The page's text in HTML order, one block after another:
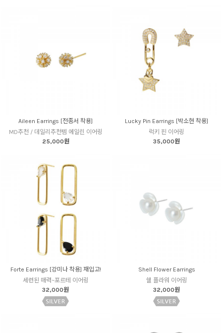
Aileen Earrings [전종서 착용]
MD추천 / 데일리추천템 에일린 이어링
25,000원
Lucky Pin Earrings [박소현 착용]
럭키 핀 이어링
35,000원
Forte Earrings [강미나 착용] 재입고!
세련된 매력~포르테 이어링
32,000원
Shell Flower Earrings
쉘 플라워 이어링
32,000원